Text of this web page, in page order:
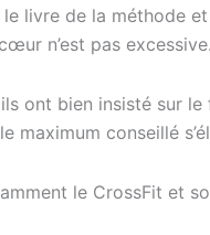
livre de la méthode
n’est pas excessive.
ont bien insisté sur
maximum conseillé
le CrossFit et